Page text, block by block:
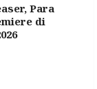
Para
di